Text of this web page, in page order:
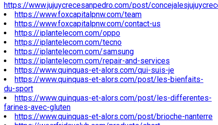
https://www.jujuycrecesanpedro.com/post/
https://www.foxcapitalpnw.com/team
https://www.foxcapitalpnw.com/contact-us
https://iplantelecom.com/oppo
https://iplantelecom.com/tecno
https://iplantelecom.com/samsung
https://iplantelecom.com/repair-and-services
https://www.quinquas-et-alors.com/qui-suis-je
https://www.quinquas-et-alors.com/post/les-bienfaits-
du-sport
https://www.quinquas-et-alors.com/post/les-differentes-
farines-avec-gluten
https://www.quinquas-et-alors.com/post/brioche-nanterre